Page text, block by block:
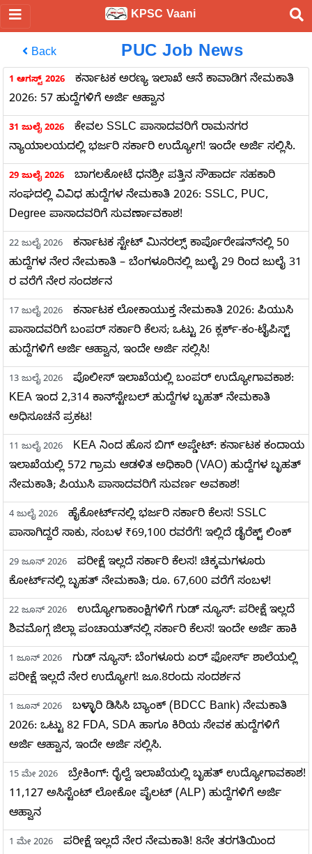
KPSC Vaani
Back PUC Job News
1 ಆಗಸ್ಟ್ 2026
ಕರ್ನಾಟಕ ಅರಣ್ಯ ಇಲಾಖೆ ಆನೆ ಕಾವಾಡಿಗ ನೇಮಕಾತಿ
2026: 57 ಹುದ್ದೆಗಳಿಗೆ ಅರ್ಜಿ ಆಹ್ವಾನ
31 ಜುಲೈ 2026
ಕೇವಲ SSLC ಪಾಸಾದವರಿಗೆ ರಾಮನಗರ
ನ್ಯಾಯಾಲಯದಲ್ಲಿ ಭರ್ಜರಿ ಸರ್ಕಾರಿ ಉದ್ಯೋಗ! ಇಂದೇ ಅರ್ಜಿ ಸಲ್ಲಿಸಿ.
29 ಜುಲೈ 2026
ಬಾಗಲಕೋಟೆ ಧನಶ್ರೀ ಪತ್ತಿನ ಸೌಹಾರ್ದ ಸಹಕಾರಿ
ಸಂಘದಲ್ಲಿ ವಿವಿಧ ಹುದ್ದೆಗಳ ನೇಮಕಾತಿ 2026: SSLC, PUC,
Degree ಪಾಸಾದವರಿಗೆ ಸುವರ್ಣಾವಕಾಶ!
22 ಜುಲೈ 2026
ಕರ್ನಾಟಕ ಸ್ಟೇಟ್ ಮಿನರಲ್ಸ್ ಕಾರ್ಪೊರೇಷನ್‌ನಲ್ಲಿ 50
ಹುದ್ದೆಗಳ ನೇರ ನೇಮಕಾತಿ – ಬೆಂಗಳೂರಿನಲ್ಲಿ ಜುಲೈ 29 ರಿಂದ ಜುಲೈ 31
ರ ವರೆಗೆ ನೇರ ಸಂದರ್ಶನ
17 ಜುಲೈ 2026
ಕರ್ನಾಟಕ ಲೋಕಾಯುಕ್ತ ನೇಮಕಾತಿ 2026: ಪಿಯುಸಿ
ಪಾಸಾದವರಿಗೆ ಬಂಪರ್ ಸರ್ಕಾರಿ ಕೆಲಸ; ಒಟ್ಟು 26 ಕ್ಲರ್ಕ್-ಕಂ-ಟೈಪಿಸ್ಟ್
ಹುದ್ದೆಗಳಿಗೆ ಅರ್ಜಿ ಆಹ್ವಾನ, ಇಂದೇ ಅರ್ಜಿ ಸಲ್ಲಿಸಿ!
13 ಜುಲೈ 2026
ಪೊಲೀಸ್ ಇಲಾಖೆಯಲ್ಲಿ ಬಂಪರ್ ಉದ್ಯೋಗಾವಕಾಶ:
KEA ಇಂದ 2,314 ಕಾನ್‌ಸ್ಟೇಬಲ್ ಹುದ್ದೆಗಳ ಬೃಹತ್ ನೇಮಕಾತಿ
ಅಧಿಸೂಚನೆ ಪ್ರಕಟ!
11 ಜುಲೈ 2026
KEA ನಿಂದ ಹೊಸ ಬಿಗ್ ಅಪ್ಡೇಟ್: ಕರ್ನಾಟಕ ಕಂದಾಯ
ಇಲಾಖೆಯಲ್ಲಿ 572 ಗ್ರಾಮ ಆಡಳಿತ ಅಧಿಕಾರಿ (VAO) ಹುದ್ದೆಗಳ ಬೃಹತ್
ನೇಮಕಾತಿ; ಪಿಯುಸಿ ಪಾಸಾದವರಿಗೆ ಸುವರ್ಣ ಅವಕಾಶ!
4 ಜುಲೈ 2026
ಹೈಕೋರ್ಟ್‌ನಲ್ಲಿ ಭರ್ಜರಿ ಸರ್ಕಾರಿ ಕೆಲಸ! SSLC
ಪಾಸಾಗಿದ್ದರೆ ಸಾಕು, ಸಂಬಳ ₹69,100 ರವರೆಗೆ! ಇಲ್ಲಿದೆ ಡೈರೆಕ್ಟ್ ಲಿಂಕ್
29 ಜೂನ್ 2026
ಪರೀಕ್ಷೆ ಇಲ್ಲದೆ ಸರ್ಕಾರಿ ಕೆಲಸ! ಚಿಕ್ಕಮಗಳೂರು
ಕೋರ್ಟ್‌ನಲ್ಲಿ ಬೃಹತ್ ನೇಮಕಾತಿ; ರೂ. 67,600 ವರೆಗೆ ಸಂಬಳ!
22 ಜೂನ್ 2026
ಉದ್ಯೋಗಾಕಾಂಕ್ಷಿಗಳಿಗೆ ಗುಡ್ ನ್ಯೂಸ್: ಪರೀಕ್ಷೆ ಇಲ್ಲದೆ
ಶಿವಮೊಗ್ಗ ಜಿಲ್ಲಾ ಪಂಚಾಯತ್‌ನಲ್ಲಿ ಸರ್ಕಾರಿ ಕೆಲಸ! ಇಂದೇ ಅರ್ಜಿ ಹಾಕಿ
1 ಜೂನ್ 2026
ಗುಡ್ ನ್ಯೂಸ್: ಬೆಂಗಳೂರು ಏರ್ ಫೋರ್ಸ್ ಶಾಲೆಯಲ್ಲಿ
ಪರೀಕ್ಷೆ ಇಲ್ಲದೆ ನೇರ ಉದ್ಯೋಗ! ಜೂ.8ರಂದು ಸಂದರ್ಶನ
1 ಜೂನ್ 2026
ಬಳ್ಳಾರಿ ಡಿಸಿಸಿ ಬ್ಯಾಂಕ್ (BDCC Bank) ನೇಮಕಾತಿ
2026: ಒಟ್ಟು 82 FDA, SDA ಹಾಗೂ ಕಿರಿಯ ಸೇವಕ ಹುದ್ದೆಗಳಿಗೆ
ಅರ್ಜಿ ಆಹ್ವಾನ, ಇಂದೇ ಅರ್ಜಿ ಸಲ್ಲಿಸಿ.
15 ಮೇ 2026
ಬ್ರೇಕಿಂಗ್: ರೈಲ್ವೆ ಇಲಾಖೆಯಲ್ಲಿ ಬೃಹತ್ ಉದ್ಯೋಗಾವಕಾಶ!
11,127 ಅಸಿಸ್ಟೆಂಟ್ ಲೋಕೋ ಪೈಲಟ್ (ALP) ಹುದ್ದೆಗಳಿಗೆ ಅರ್ಜಿ
ಆಹ್ವಾನ
1 ಮೇ 2026
ಪರೀಕ್ಷೆ ಇಲ್ಲದೆ ನೇರ ನೇಮಕಾತಿ! 8ನೇ ತರಗತಿಯಿಂದ